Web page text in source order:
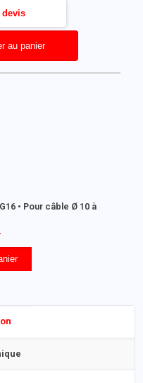
au panier
• Pour câble Ø 10 à
devis